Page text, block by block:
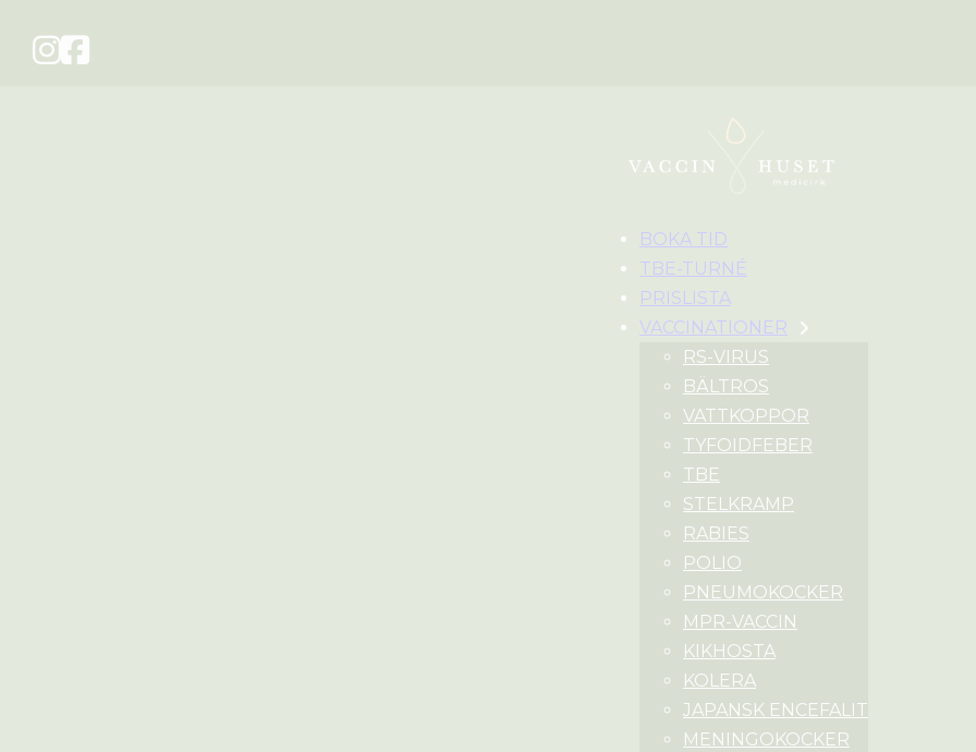
BOKA TID
TBE-TURNÉ
PRISLISTA
VACCINATIONER
RS-VIRUS
BÄLTROS
VATTKOPPOR
TYFOIDFEBER
TBE
STELKRAMP
RABIES
POLIO
PNEUMOKOCKER
MPR-VACCIN
KIKHOSTA
KOLERA
JAPANSK ENCEFALIT
MENINGOKOCKER